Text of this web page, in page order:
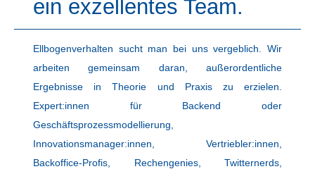
ein exzellentes Team.
Ellbogenverhalten sucht man bei uns vergeblich. Wir
arbeiten gemeinsam daran, außerordentliche
Ergebnisse in Theorie und Praxis zu erzielen.
Expert:innen für Backend oder
Geschäftsprozessmodellierung,
Innovationsmanager:innen, Vertriebler:innen,
Backoffice-Profis, Rechengenies, Twitternerds,